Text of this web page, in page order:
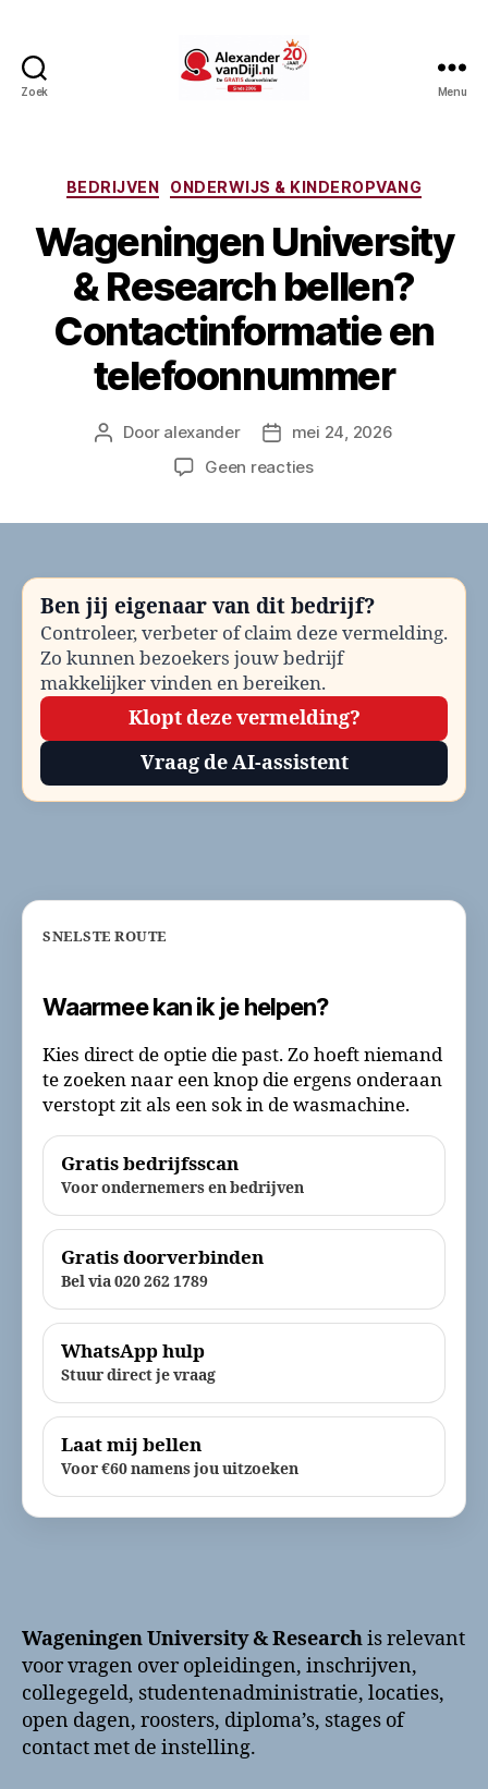
Zoek Menu
Categorieën
BEDRIJVEN ONDERWIJS & KINDEROPVANG
Wageningen University
& Research bellen?
Contactinformatie en
telefoonnummer
Berichtauteur
Door alexander Berichtdatum
mei 24, 2026
Geen reactiesop
bellen?
Contactinformatie
en
telefoonnummer
Ben jij eigenaar van dit bedrijf?
Controleer, verbeter of claim deze vermelding.
Zo kunnen bezoekers jouw bedrijf
makkelijker vinden en bereiken.
Klopt deze vermelding?
Vraag de AI-assistent
SNELSTE ROUTE
Waarmee kan ik je helpen?
Kies direct de optie die past. Zo hoeft niemand
te zoeken naar een knop die ergens onderaan
verstopt zit als een sok in de wasmachine.
Gratis bedrijfsscan
Voor ondernemers en bedrijven
Gratis doorverbinden
Bel via 020 262 1789
WhatsApp hulp
Stuur direct je vraag
Laat mij bellen
Voor €60 namens jou uitzoeken
Wageningen University & Researchis relevant
voor vragen over opleidingen, inschrijven,
collegegeld, studentenadministratie, locaties,
open dagen, roosters, diploma’s, stages of
contact met de instelling.